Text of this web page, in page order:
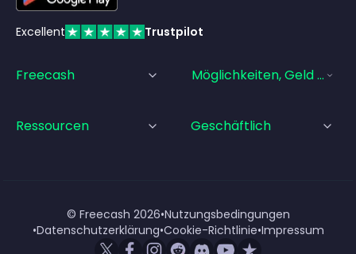
Excellent Trustpilot
Freecash Möglichkeiten, Geld Zu
Ressourcen Geschäftlich
© Freecash 2026•Nutzungsbedingungen
•Datenschutzerklärung•Cookie-Richtlinie•Impressum